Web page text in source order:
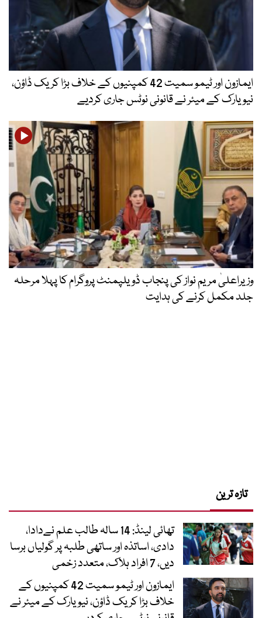
ایمازون اور ٹیمو سمیت 42 کمپنیوں کے خلاف بڑا کریک ڈاؤن،
نیویارک کے میئر نے قانونی نوٹس جاری کردیے
وزیراعلیٰ مریم نواز کی پنجاب ڈویلپمنٹ پروگرام کا پہلا مرحلہ
جلد مکمل کرنے کی ہدایت
تازہ ترین
تھائی لینڈ: 14 سالہ طالب علم نےدادا،
دادی، اساتذہ اور ساتھی طلبہ پر گولیاں برسا
دیں، 7 افراد ہلاک، متعدد زخمی
ایمازون اور ٹیمو سمیت 42 کمپنیوں کے
خلاف بڑا کریک ڈاؤن، نیویارک کے میئر نے